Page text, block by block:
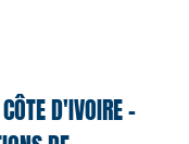
D'IVOIRE –